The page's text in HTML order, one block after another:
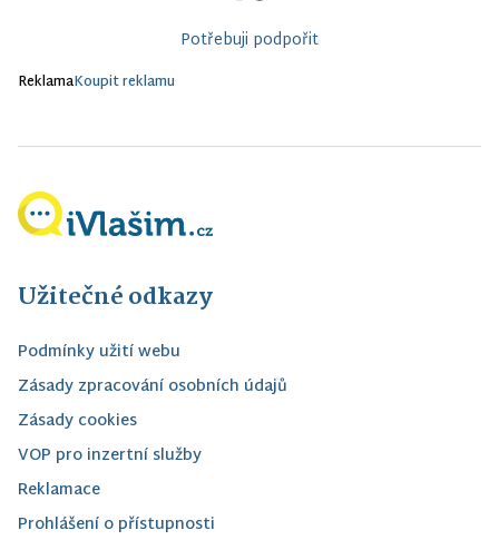
Potřebuji podpořit
ReklamaKoupit reklamu
Užitečné odkazy
Podmínky užití webu
Zásady zpracování osobních údajů
Zásady cookies
VOP pro inzertní služby
Reklamace
Prohlášení o přístupnosti